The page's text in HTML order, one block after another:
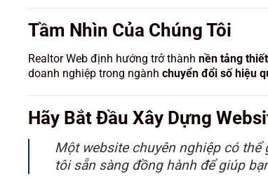
Tầm Nhìn Của Chúng Tôi
Realtor Web định hướng trở thành nền tảng
doanh nghiệp trong ngành chuyển đổi số hiệu
Hãy Bắt Đầu Xây Dựng
Một website chuyên nghiệp có
tôi sẵn sàng đồng hành để giúp